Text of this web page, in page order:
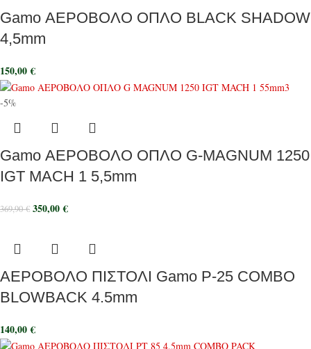
Gamo ΑΕΡΟΒΟΛΟ ΟΠΛΟ BLACK SHADOW
4,5mm
150,00€
-5%
Gamo ΑΕΡΟΒΟΛΟ ΟΠΛΟ G-MAGNUM 1250
IGT MACH 1 5,5mm
369,90€ 350,00€
ΑΕΡΟΒΟΛΟ ΠΙΣΤΟΛΙ Gamo P-25 COMBO
BLOWBACK 4.5mm
140,00€